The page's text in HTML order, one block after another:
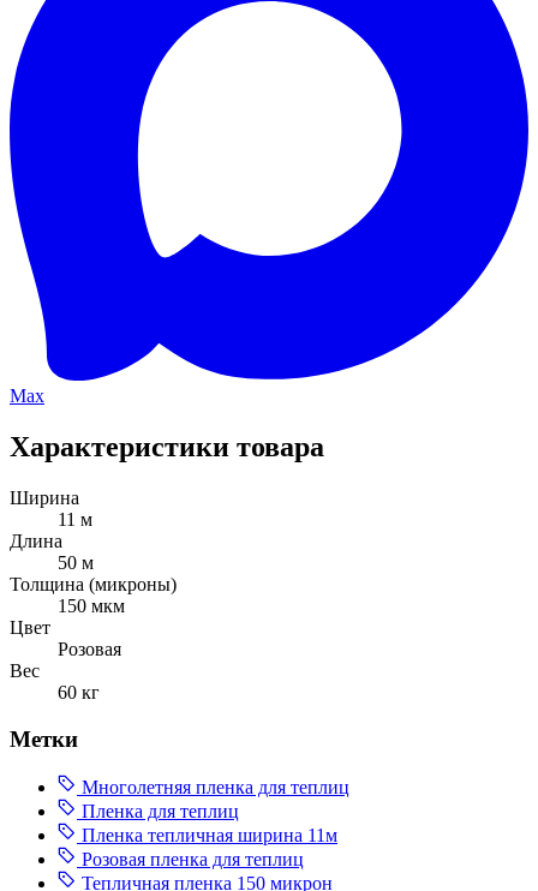
Max
Характеристики товара
Ширина
11 м
Длина
50 м
Толщина (микроны)
150 мкм
Цвет
Розовая
Вес
60 кг
Метки
Многолетняя пленка для теплиц
Пленка для теплиц
Пленка тепличная ширина 11м
Розовая пленка для теплиц
Тепличная пленка 150 микрон